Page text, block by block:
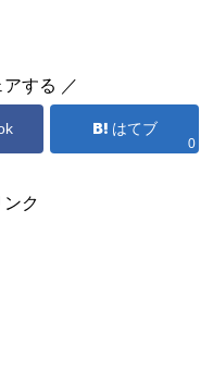
する ／
はてブ
0
ク